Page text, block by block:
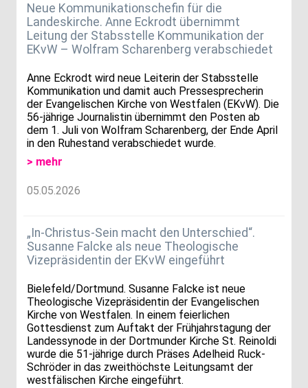
Neue Kommunikationschefin für die
Landeskirche. Anne Eckrodt übernimmt
Leitung der Stabsstelle Kommunikation der
EKvW – Wolfram Scharenberg verabschiedet
Anne Eckrodt wird neue Leiterin der Stabsstelle
Kommunikation und damit auch Pressesprecherin
der Evangelischen Kirche von Westfalen (EKvW). Die
56-jährige Journalistin übernimmt den Posten ab
dem 1. Juli von Wolfram Scharenberg, der Ende April
in den Ruhestand verabschiedet wurde.
> mehr
05.05.2026
„In-Christus-Sein macht den Unterschied“.
Susanne Falcke als neue Theologische
Vizepräsidentin der EKvW eingeführt
Bielefeld/Dortmund. Susanne Falcke ist neue
Theologische Vizepräsidentin der Evangelischen
Kirche von Westfalen. In einem feierlichen
Gottesdienst zum Auftakt der Frühjahrstagung der
Landessynode in der Dortmunder Kirche St. Reinoldi
wurde die 51-jährige durch Präses Adelheid Ruck-
Schröder in das zweithöchste Leitungsamt der
westfälischen Kirche eingeführt.